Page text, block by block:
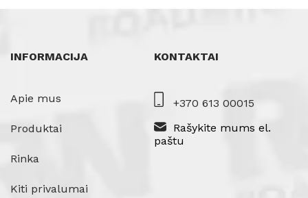
INFORMACIJA
Apie mus
Produktai
Rinka
Kiti privalumai
KONTAKTAI
+370 613 00015
Rašykite mums el.
paštu